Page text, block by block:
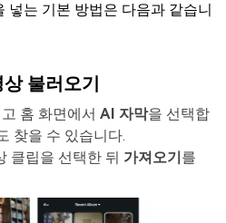
넣는 기본 방법은 다음과 같습니
불러오기
홈 화면에서 AI 자막을 선택합
찾을 수 있습니다.
클립을 선택한 뒤 가져오기 를